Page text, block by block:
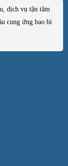
dịch vụ tận tâm
cung ứng bao bì